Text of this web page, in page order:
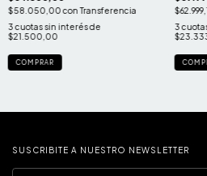
$58.050,00con Transferencia
3 cuotas sin interés de
$21.500,00
COMPRAR
3
SUSCRIBITE A NUESTRO NEWSLETTER